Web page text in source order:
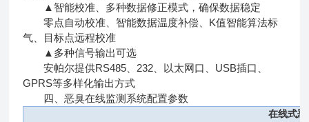
▲智能校准、多种数据修正模式，确保数据稳定
零点自动校准、智能数据温度补偿、K值智能算法标
气、目标点远程校准
▲多种信号输出可选
安帕尔提供RS485、232、以太网口、USB插口、
GPRS等多样化输出方式
四、恶臭在线监测系统配置参数
在线式